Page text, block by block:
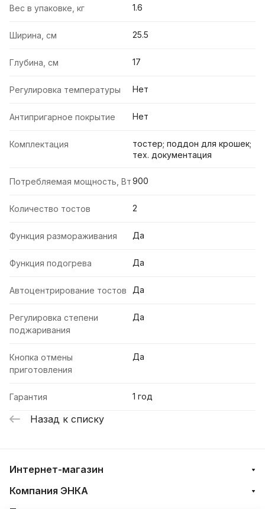
Вес в упаковке, кг 1.6
Ширина, см 25.5
Глубина, см 17
Регулировка температуры Нет
Антипригарное покрытие Нет
Комплектация
тостер; поддон для крошек;
тех. документация
Потребляемая мощность, Вт900
Количество тостов 2
Функция размораживания Да
Функция подогрева Да
Автоцентрирование тостов Да
Регулировка степени
поджаривания
Да
Кнопка отмены
приготовления
Да
Гарантия 1 год
Назад к списку
Интернет-магазин
Компания ЭНКА